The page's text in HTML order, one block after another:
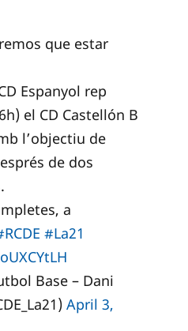
que estar
Espanyol rep
el CD Castellón B
l’objectiu de
de dos
a
#La21
Base – Dani
April 3,